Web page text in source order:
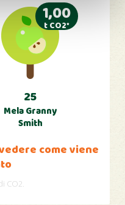
1,00
t CO2*
25
Mela Granny
Smith
come viene
CO2.